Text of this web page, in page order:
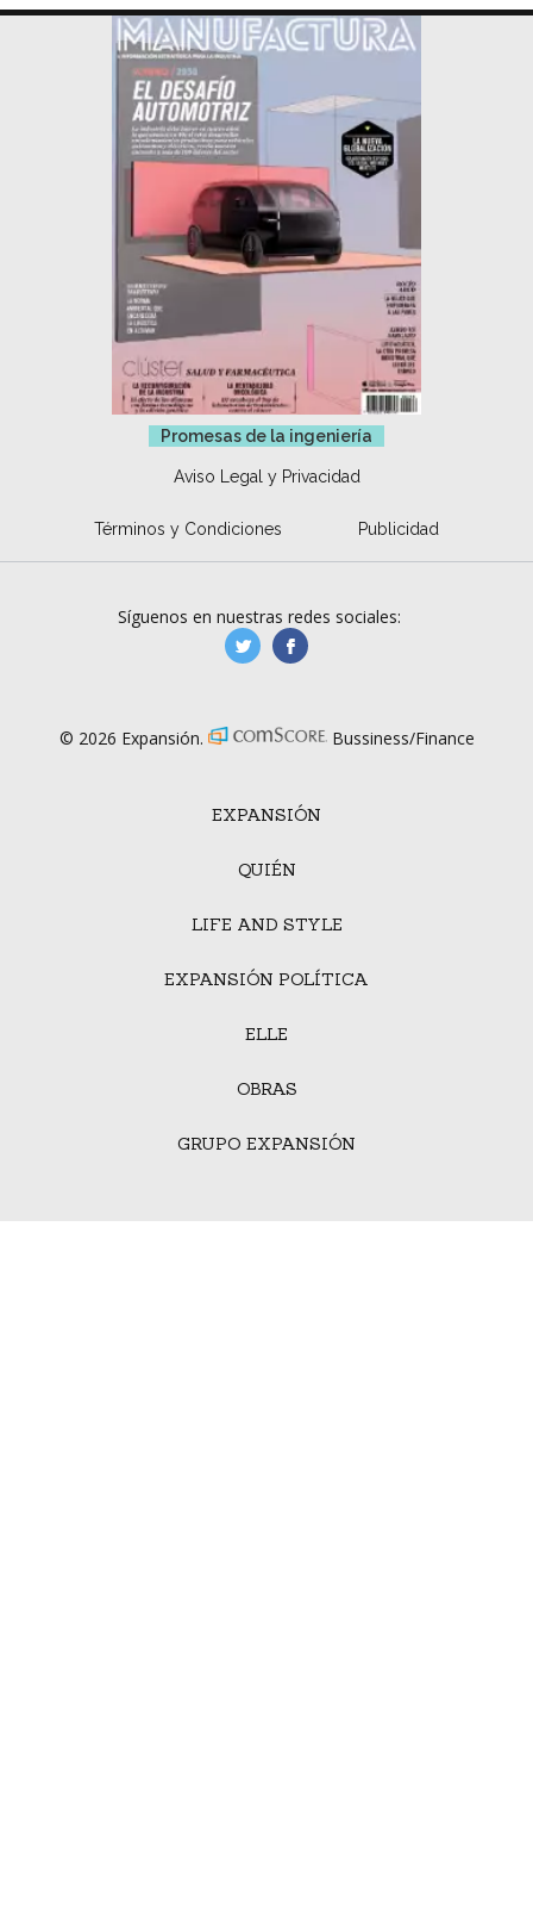
Promesas de la ingeniería
Aviso Legal y Privacidad
Términos y Condiciones Publicidad
EXPANSIÓN
QUIÉN
LIFE AND STYLE
EXPANSIÓN POLÍTICA
ELLE
OBRAS
GRUPO EXPANSIÓN
Síguenos en nuestras redes sociales:
manufacturaGE
© 2026 Expansión. Bussiness/Finance